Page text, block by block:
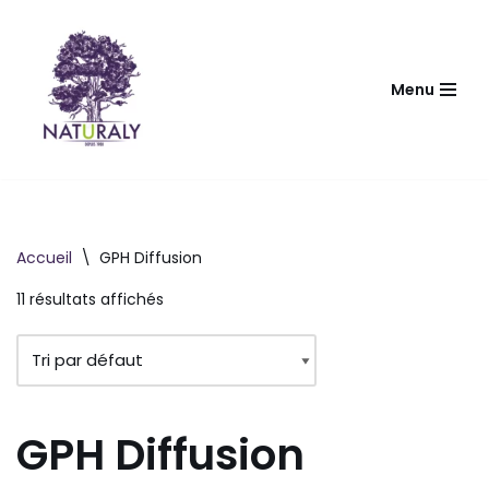
contenu
Menu
Accueil \ GPH Diffusion
11 résultats affichés
GPH Diffusion